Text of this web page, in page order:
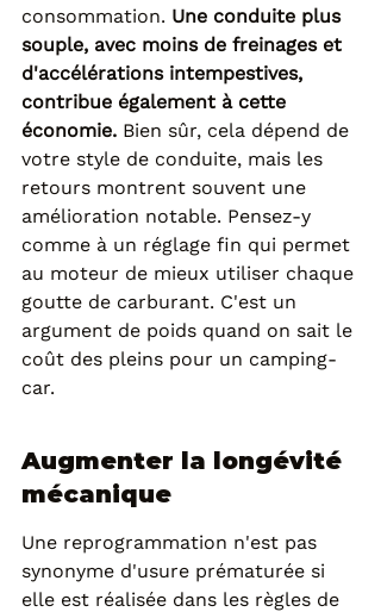
consommation. Une conduite plus
souple, avec moins de freinages et
d'accélérations intempestives,
contribue également à cette
économie. Bien sûr, cela dépend de
votre style de conduite, mais les
retours montrent souvent une
amélioration notable. Pensez-y
comme à un réglage fin qui permet
au moteur de mieux utiliser chaque
goutte de carburant. C'est un
argument de poids quand on sait le
coût des pleins pour un camping-
car.
Augmenter la longévité
mécanique
Une reprogrammation n'est pas
synonyme d'usure prématurée si
elle est réalisée dans les règles de